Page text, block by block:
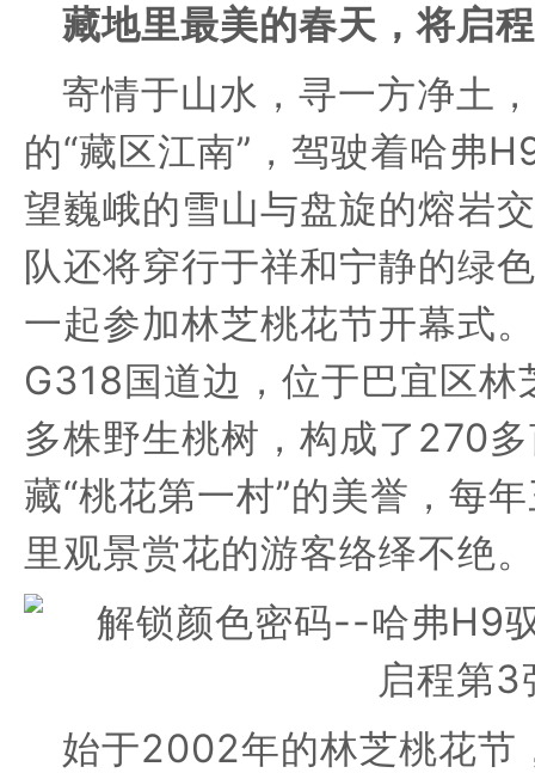
藏地里最美的春天，将启
寄情于山水， 寻一方净土，
的“藏区江南”， 驾驶着哈弗
望巍峨的雪山与盘旋的熔岩
队还将穿行于祥和宁静的绿
一起参加林芝桃花节开幕式
G318国道边，位于巴宜区林
多株野生桃树，构成了270
藏“桃花第一村”的美誉，每
里观景赏花的游客络绎不绝。
始于2002年的林芝桃花节